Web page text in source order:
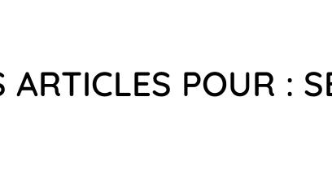
ARTICLES POUR :